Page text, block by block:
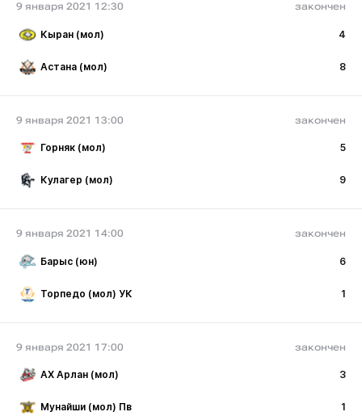
9 января 2021 12:30 закончен
Кыран (мол) 4
Астана (мол) 8
9 января 2021 13:00 закончен
Горняк (мол) 5
Кулагер (мол) 9
9 января 2021 14:00 закончен
Барыс (юн) 6
Торпедо (мол) УК 1
9 января 2021 17:00 закончен
АХ Арлан (мол) 3
Мунайши (мол) Пв 1